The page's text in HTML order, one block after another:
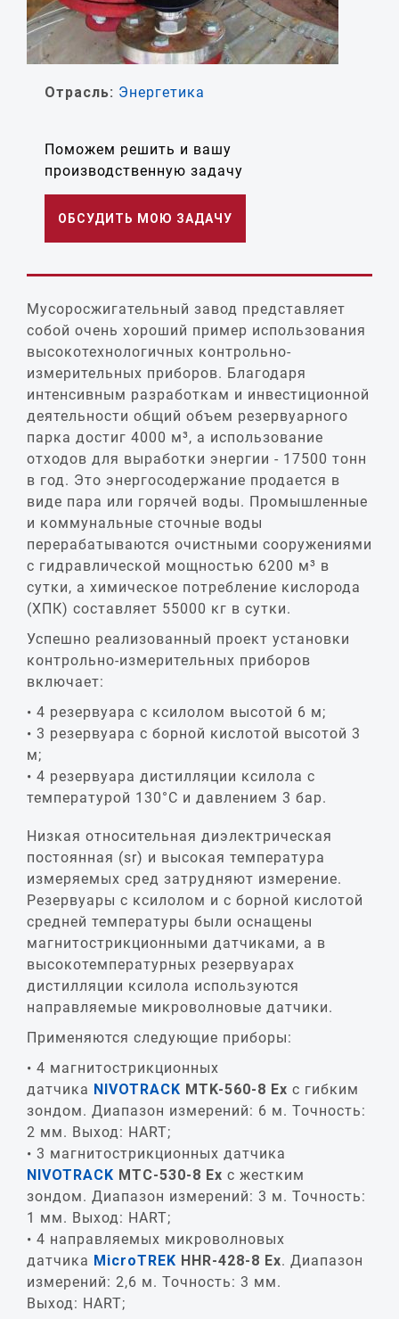
Отрасль: Энергетика
Поможем решить и вашу
производственную задачу
ОБСУДИТЬ МОЮ ЗАДАЧУ
Мусоросжигательный завод представляет
собой очень хороший пример использования
высокотехнологичных контрольно-
измерительных приборов. Благодаря
интенсивным разработкам и инвестиционной
деятельности общий объем резервуарного
парка достиг 4000 м³, а использование
отходов для выработки энергии - 17500 тонн
в год. Это энергосодержание продается в
виде пара или горячей воды. Промышленные
и коммунальные сточные воды
перерабатываются очистными сооружениями
с гидравлической мощностью 6200 м³ в
сутки, а химическое потребление кислорода
(ХПК) составляет 55000 кг в сутки.
Успешно реализованный проект установки
контрольно-измерительных приборов
включает:
4 резервуара с ксилолом высотой 6 м;
3 резервуара с борной кислотой высотой 3
м;
4 резервуара дистилляции ксилола с
температурой 130°C и давлением 3 бар.
Низкая относительная диэлектрическая
постоянная (sr) и высокая температура
измеряемых сред затрудняют измерение.
Резервуары с ксилолом и с борной кислотой
средней температуры были оснащены
магнитострикционными датчиками, а в
высокотемпературных резервуарах
дистилляции ксилола используются
направляемые микроволновые датчики.
Применяются следующие приборы:
4 магнитострикционных
датчика NIVOTRACK MTK-560-8 Ex с гибким
зондом. Диапазон измерений: 6 м. Точность:
2 мм. Выход: HART;
3 магнитострикционных датчика
NIVOTRACK MTC-530-8 Ex с жестким
зондом. Диапазон измерений: 3 м. Точность:
1 мм. Выход: HART;
4 направляемых микроволновых
датчика MicroTREK HHR-428-8 Ex. Диапазон
измерений: 2,6 м. Точность: 3 мм.
Выход: HART;